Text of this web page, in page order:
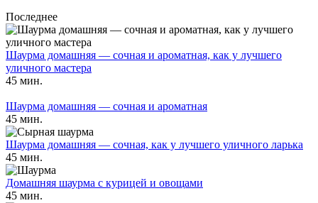
Последнее
Шаурма домашняя — сочная и ароматная, как у лучшего
уличного мастера
45 мин.
Шаурма домашняя — сочная и ароматная
45 мин.
Шаурма домашняя — сочная, как у лучшего уличного ларька
45 мин.
Домашняя шаурма с курицей и овощами
45 мин.